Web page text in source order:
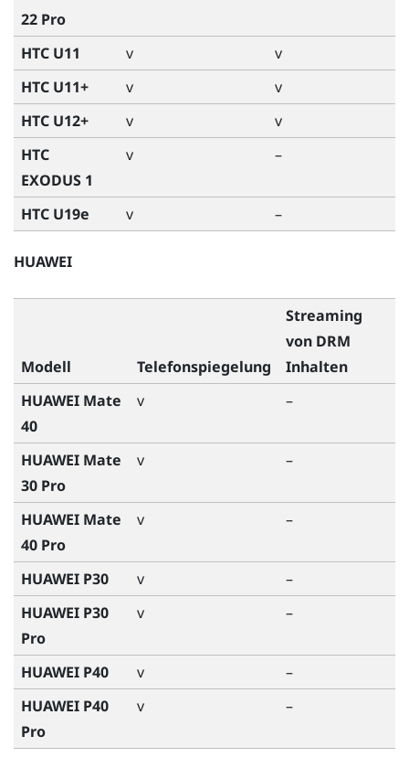
22 Pro
HTC U11 v
v
HTC U11+
v
v
HTC U12+
v
v
HTC
EXODUS 1
v –
HTC U19e v –
HUAWEI
Modell Telefonspiegelung
Streaming
von DRM
Inhalten
HUAWEI Mate
40
v –
HUAWEI Mate
30 Pro
v –
HUAWEI Mate
40 Pro
v –
HUAWEI P30 v
–
HUAWEI P30
Pro
v –
HUAWEI P40 v
–
HUAWEI P40
Pro
v –